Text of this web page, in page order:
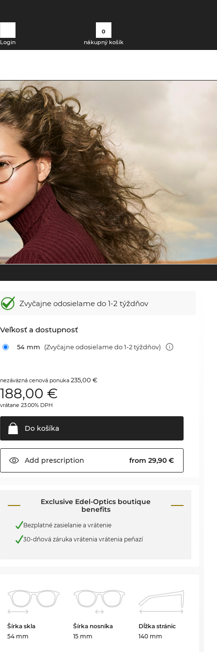
Login
0
nákupný košík
Zvyčajne odosielamedo 1-2 týždňov
Veľkosť a dostupnosť
54 mm (Zvyčajne odosielame do 1-2 týždňov)
nezáväzná cenová ponuka235,00 €
188,00 €
vrátane 23.00% DPH
Do košíka
Add prescription from 29,90 €
Exclusive Edel-Optics boutique
benefits
Bezplatné zasielanie a vrátenie
30-dňová záruka vrátenia vrátenia peňazí
Šírka skla
54 mm
Šírka nosníka
15 mm
Dĺžka stránic
140 mm